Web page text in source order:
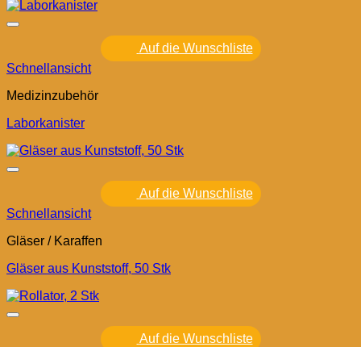
Auf die Wunschliste
Schnellansicht
Medizinzubehör
Laborkanister
Auf die Wunschliste
Schnellansicht
Gläser / Karaffen
Gläser aus Kunststoff, 50 Stk
Auf die Wunschliste